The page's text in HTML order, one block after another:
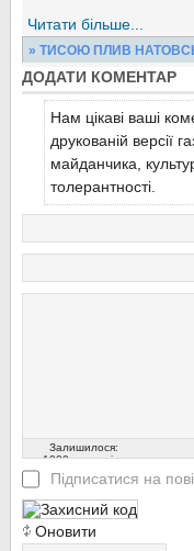
Читати більше...
» ТИСОЮ ПЛИВ
Скориставшись
Виноградова на
Читати більше...
ДОДАТИ КОМЕНТАР
Нам цікаві ваші
друкованій версії
майданчика,
толерантності.
Залишилося:
1000символів
Підписатися на
Оновити